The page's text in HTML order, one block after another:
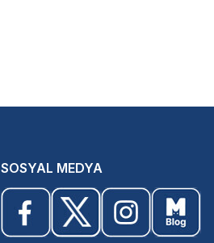
SOSYAL MEDYA